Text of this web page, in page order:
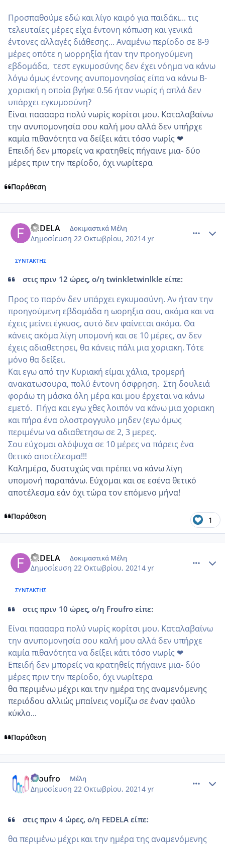
Προσπαθούμε εδώ και λίγο καιρό για παιδάκι... τις
τελευταίες μέρες είχα έντονη κόπωση και γενικά
έντονες αλλαγές διάθεσης... Αναμένω περίοδο σε 8-9
μέρες οπότε η ωορρηξία ήταν την προηγούμενη
εβδομάδα, τεστ εγκυμοσύνης δεν έχει νόημα να κάνω
λόγω όμως έντονης ανυπομονησίας είπα να κάνω Β-
χοριακή η οποία βγήκε 0.56 ήταν νωρίς ή απλά δεν
υπάρχει εγκυμοσύνη?
Είναι πααααρα πολύ νωρίς κορίτσι μου. Καταλαβαίνω
την ανυπομονησία σου καλή μου αλλά δεν υπήρχε
καμία πιθανότητα να δείξει κάτι τόσο νωρίς ❤
Επειδή δεν μπορείς να κρατηθείς πήγαινε μια- δύο
μέρες πριν την περίοδο, όχι νωρίτερα
Παράθεση
FEDELA Δοκιμαστικά Μέλη
Δημοσίευση 22 Οκτωβρίου, 20214 yr
ΣΥΝΤΆΚΤΗΣ
στις πριν 12 ώρες, ο/η twinkletwinlkle είπε:
Προς το παρόν δεν υπάρχει εγκυμοσύνη. Αν ήταν την
προηγούμενη εβδομάδα η ωορηξια σου, ακόμα και να
έχεις μείνει έγκυος, αυτό δεν φαίνεται ακόμα. Θα
κάνεις ακόμα λίγη υπομονή και σε 10 μέρες, αν δεν
έχεις αδιαθετησει, θα κάνεις πάλι μια χοριακη. Τότε
μόνο θα δείξει.
Και εγω από την Κυριακή είμαι χάλια, τρομερή
ανακατωσουρα, πολύ έντονη όσφρηση. Στη δουλειά
φοράω τη μάσκα όλη μέρα και μου έρχεται να κάνω
εμετό. Πήγα και εγω χθες λοιπόν να κάνω μια χοριακη
και πήρα ένα ολοστρογγυλο μηδεν (εγω όμως
περιμένω να αδιαθετησω σε 2, 3 μερες.
Σου εύχομαι ολόψυχα σε 10 μέρες να πάρεις ένα
θετικό αποτέλεσμα!!!
Καλημέρα, δυστυχώς ναι πρέπει να κάνω λίγη
υπομονή παραπάνω. Εύχομαι και σε εσένα θετικό
αποτέλεσμα εάν όχι τώρα τον επόμενο μήνα!
Παράθεση 1
FEDELA Δοκιμαστικά Μέλη
Δημοσίευση 22 Οκτωβρίου, 20214 yr
ΣΥΝΤΆΚΤΗΣ
στις πριν 10 ώρες, ο/η Froufro είπε:
Είναι πααααρα πολύ νωρίς κορίτσι μου. Καταλαβαίνω
την ανυπομονησία σου καλή μου αλλά δεν υπήρχε
καμία πιθανότητα να δείξει κάτι τόσο νωρίς ❤
Επειδή δεν μπορείς να κρατηθείς πήγαινε μια- δύο
μέρες πριν την περίοδο, όχι νωρίτερα
θα περιμένω μέχρι και την ημέρα της αναμενόμενης
περιόδου αλλιώς μπαίνεις νομίζω σε έναν φαύλο
κύκλο...
Παράθεση
Froufro Μέλη
Δημοσίευση 22 Οκτωβρίου, 20214 yr
στις πριν 4 ώρες, ο/η FEDELA είπε:
θα περιμένω μέχρι και την ημέρα της αναμενόμενης